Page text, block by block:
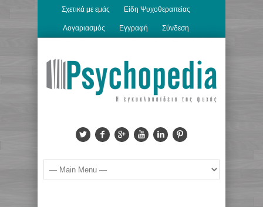
Σχετικά με εμάς Είδη Ψυχοθεραπείας
Λογαριασμός Εγγραφή Σύνδεση